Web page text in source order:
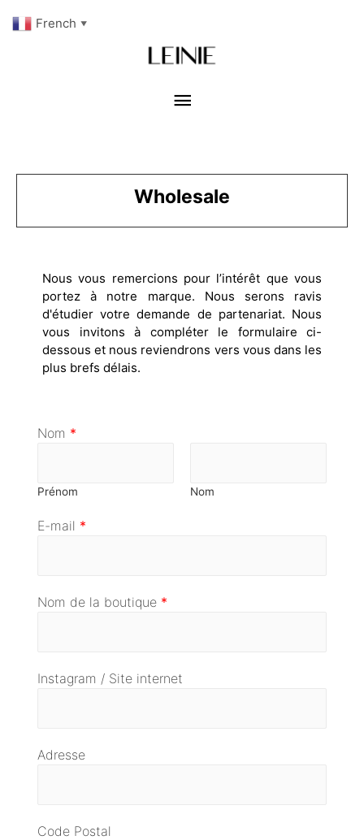
Wholesale
Nous vous remercions pour l’intérêt que vous
portez à notre marque. Nous serons ravis
d'étudier votre demande de partenariat. Nous
vous invitons à compléter le formulaire ci-
dessous et nous reviendrons vers vous dans les
plus brefs délais.
Nom *
Prénom Nom
E-mail *
Nom de la boutique *
Instagram / Site internet
Adresse
Code Postal
French ▼